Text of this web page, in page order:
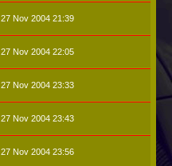
27 Nov 2004 21:39
27 Nov 2004 22:05
27 Nov 2004 23:33
27 Nov 2004 23:43
27 Nov 2004 23:56